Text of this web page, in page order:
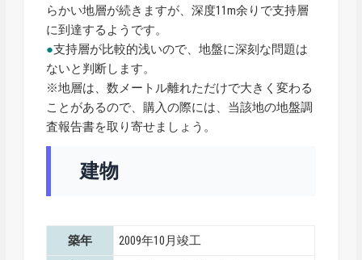
らかい地層が続きますが、深度11m余りで支持層
に到達するようです。
●支持層が比較的浅いので、地盤に深刻な問題は
ないと判断します。
※地層は、数メートル離れただけで大きく変わる
ことがあるので、購入の際には、当該地の地盤調
査報告書を取り寄せましょう。
建物
築年 2009年10月竣工